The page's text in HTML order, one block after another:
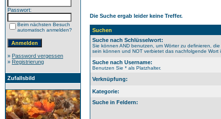
Passwort:
Beim nächsten Besuch
automatisch anmelden?
» Password vergessen
» Registrierung
Zufallsbild
Die Suche ergab leider keine Treffer.
Suchen
Suche nach Schlüsselwort:
Sie können AND benutzen, um Wörter zu definieren,
sein können und NOT verbietet das nachfolgende Wort
Suche nach Username:
Benutzen Sie * als Platzhalter.
Verknüpfung:
Kategorie:
Suche in Feldern: